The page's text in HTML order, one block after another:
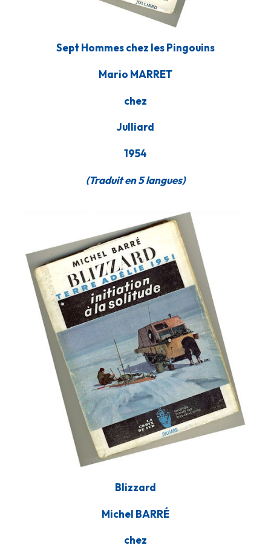
Sept Hommes chez les Pingouins
Mario MARRET
chez
Julliard
1954
(Traduit en 5 langues)
Blizzard
Michel BARRÉ
chez